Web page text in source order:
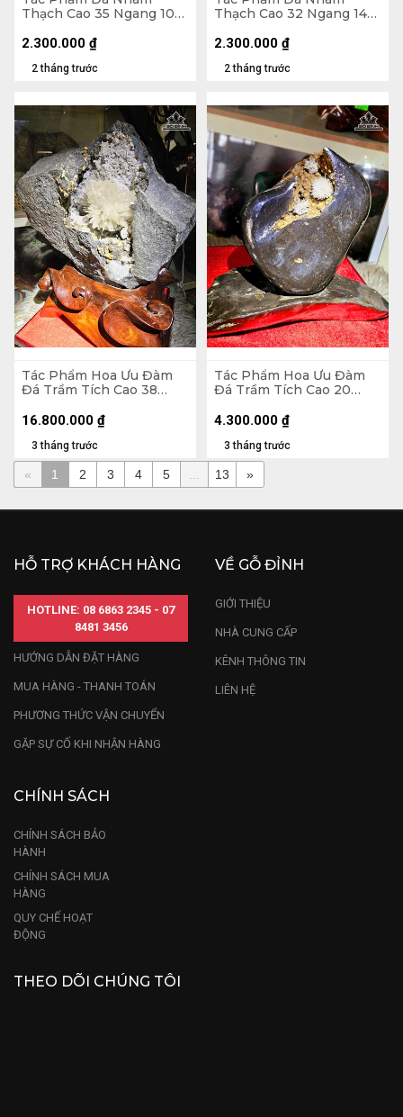
Thạch Cao 35 Ngang 10
2 tháng trước
2.300.000 ₫
Thạch Cao 32 Ngang 14
2 tháng trước
2.300.000 ₫
Tác Phẩm Hoa Ưu Đàm
Đá Trầm Tích Cao 38
3 tháng trước
16.800.000 ₫
Tác Phẩm Hoa Ưu Đàm
Đá Trầm Tích Cao 20
3 tháng trước
4.300.000 ₫
« 1 2 3 4 5 13 »
HỖ TRỢ KHÁCH HÀNG
HOTLINE: 08 6863 2345 - 07
8481 3456
HƯỚNG DẪN ĐẶT HÀNG
MUA HÀNG - THANH TOÁN
PHƯƠNG THỨC VẬN CHUYỂN
GẶP SỰ CỐ KHI NHẬN HÀNG
VỀ GỖ ĐỈNH
GIỚI THIỆU
NHÀ CUNG CẤP
KÊNH THÔNG TIN
LIÊN HỆ
CHÍNH SÁCH
CHÍNH SÁCH BẢO
HÀNH
CHÍNH SÁCH MUA
HÀNG
QUY CHẾ HOẠT
ĐỘNG
THEO DÕI CHÚNG TÔI